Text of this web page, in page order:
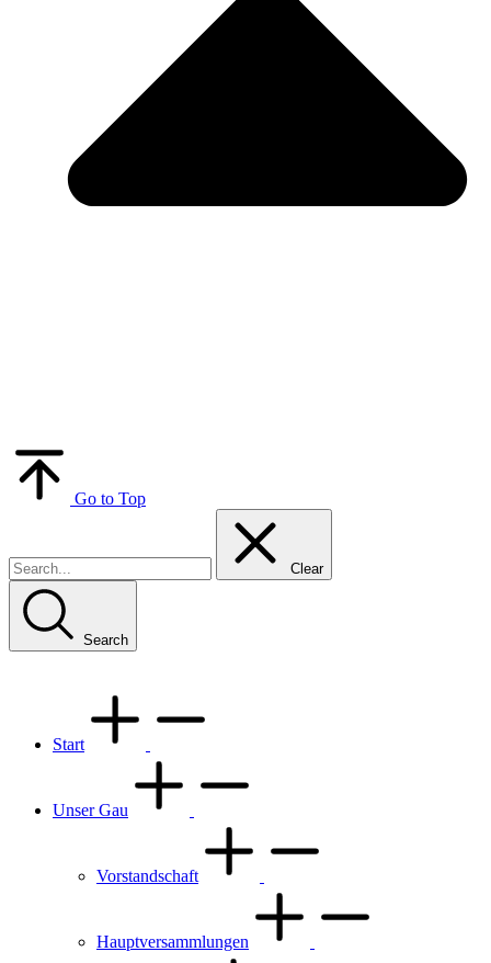
Go to Top
Clear
Search
Start
Unser Gau
Vorstandschaft
Hauptversammlungen